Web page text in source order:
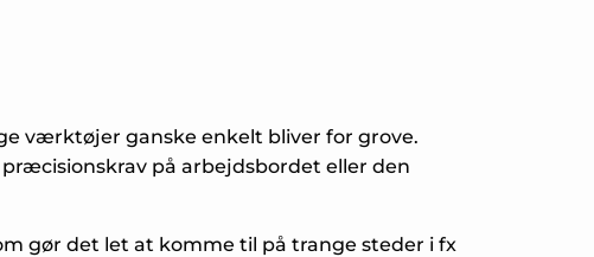
værktøjer ganske enkelt bliver for grove.
på arbejdsbordet eller den
gør det let at komme til på trange steder i fx